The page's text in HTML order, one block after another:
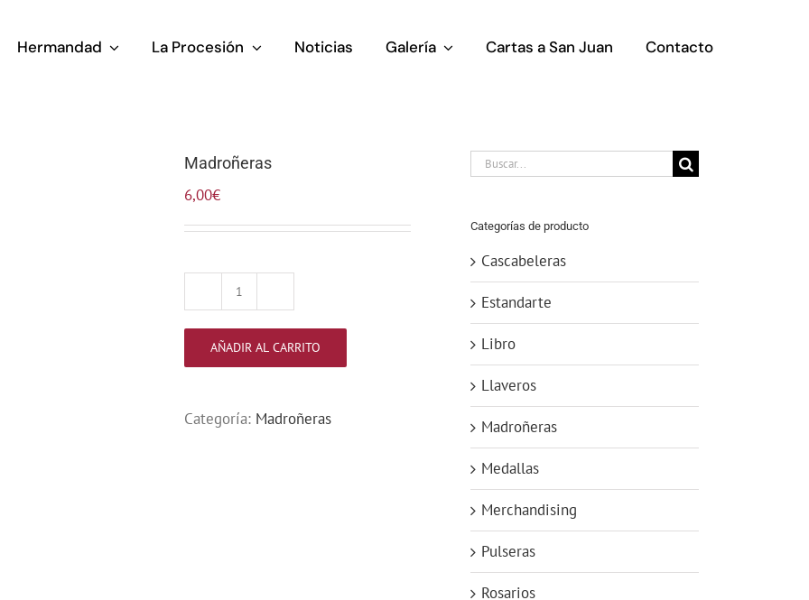
Hermandad La Procesión Noticias Galería Cartas a San Juan Contacto
Madroñeras
6,00€
Madroñeras
AÑADIR AL CARRITO
Categoría: Madroñeras
Buscar:
Categorías de producto
Cascabeleras
Estandarte
Libro
Llaveros
Madroñeras
Medallas
Merchandising
Pulseras
Rosarios